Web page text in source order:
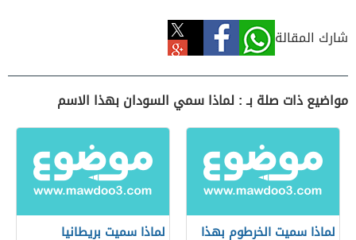
شارك المقالة
مواضيع ذات صلة بـ : لماذا سمي السودان بهذا الاسم
لماذا سميت الخرطوم بهذا لماذا سميت بريطانيا